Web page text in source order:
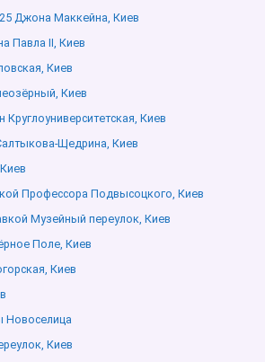
Джона Маккейна, Киев
Павла ІІ, Киев
Киев
Киев
Круглоуниверситетская, Киев
Щедрина, Киев
Профессора Подвысоцкого, Киев
Музейный переулок, Киев
Поле, Киев
Киев
Новоселица
Киев